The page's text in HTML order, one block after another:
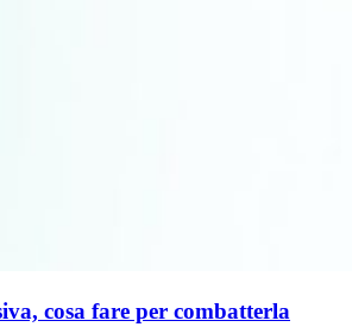
cosa fare per combatterla